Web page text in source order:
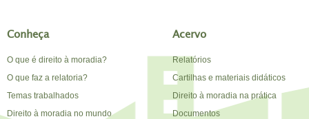
Conheça
O que é direito à moradia?
O que faz a relatoria?
Temas trabalhados
Direito à moradia no mundo
Acervo
Relatórios
Cartilhas e materiais didáticos
Direito à moradia na prática
Documentos